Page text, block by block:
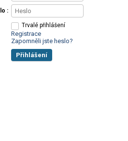
Trvalé přihlášení
Registrace
Zapomněli jste heslo?
Přihlášení